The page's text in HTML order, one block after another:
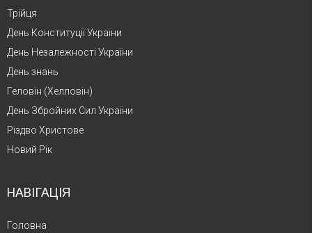
Трійця
День Конституції України
День Незалежності України
День знань
Геловін (Хелловін)
День Збройних Сил України
Різдво Христове
Новий Рік
НАВІГАЦІЯ
Головна